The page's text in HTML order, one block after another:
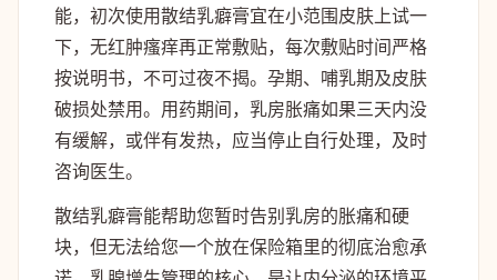
能，初次使用散结乳癖膏宜在小范围皮肤上试一
下，无红肿瘙痒再正常敷贴，每次敷贴时间严格
按说明书，不可过夜不揭。孕期、哺乳期及皮肤
破损处禁用。用药期间，乳房胀痛如果三天内没
有缓解，或伴有发热，应当停止自行处理，及时
咨询医生。
散结乳癖膏能帮助您暂时告别乳房的胀痛和硬
块，但无法给您一个放在保险箱里的彻底治愈承